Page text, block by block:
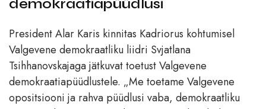
demokraatiapüüdlusi
President Alar Karis kinnitas Kadriorus kohtumisel
Valgevene demokraatliku liidri Svjatlana
Tsihhanovskajaga jätkuvat toetust Valgevene
demokraatiapüüdlustele. „Me toetame Valgevene
opositsiooni ja rahva püüdlusi vaba, demokraatliku